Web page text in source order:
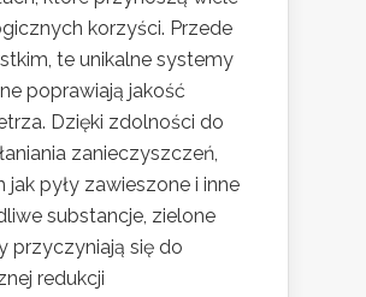
korzyści. Przede
te unikalne systemy
poprawiają jakość
Dzięki zdolności do
zanieczyszczeń,
jak pyły zawieszone i inne
substancje, zielone
przyczyniają się do
redukcji